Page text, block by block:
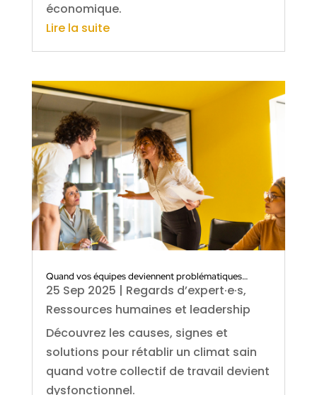
économique.
Lire la suite
Quand vos équipes deviennent problématiques…
25 Sep 2025 | Regards d’expert·e·s,
Ressources humaines et leadership
Découvrez les causes, signes et
solutions pour rétablir un climat sain
quand votre collectif de travail devient
dysfonctionnel.